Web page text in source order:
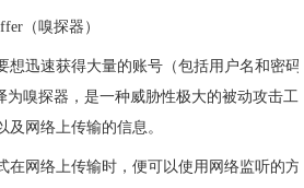
（嗅探器）
想迅速获得大量的账号（包括用户名和密
为嗅探器，是一种威胁性极大的被动攻击
及网络上传输的信息。
在网络上传输时，便可以使用网络监听的